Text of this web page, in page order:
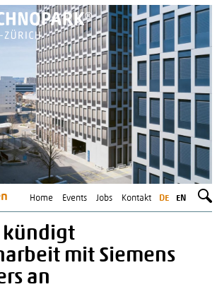
DE EN
Home Events Jobs Kontakt
kündigt
mit Siemens
an